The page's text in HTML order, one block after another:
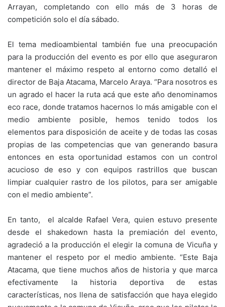
Arrayan, completando con ello más de 3 horas de
competición solo el día sábado.
El tema medioambiental también fue una preocupación
para la producción del evento es por ello que aseguraron
mantener el máximo respeto al entorno como detalló el
director de Baja Atacama, Marcelo Araya. “Para nosotros es
un agrado el hacer la ruta acá que este año denominamos
eco race, donde tratamos hacernos lo más amigable con el
medio ambiente posible, hemos tenido todos los
elementos para disposición de aceite y de todas las cosas
propias de las competencias que van generando basura
entonces en esta oportunidad estamos con un control
acucioso de eso y con equipos rastrillos que buscan
limpiar cualquier rastro de los pilotos, para ser amigable
con el medio ambiente”.
En tanto, el alcalde Rafael Vera, quien estuvo presente
desde el shakedown hasta la premiación del evento,
agradeció a la producción el elegir la comuna de Vicuña y
mantener el respeto por el medio ambiente. “Este Baja
Atacama, que tiene muchos años de historia y que marca
efectivamente la historia deportiva de estas
características, nos llena de satisfacción que haya elegido